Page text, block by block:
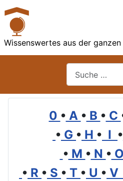
Wissenswertes aus der ganzen
0 • A • B • C
• G • H • I •
• M • N • O
• R • S • T • U • V